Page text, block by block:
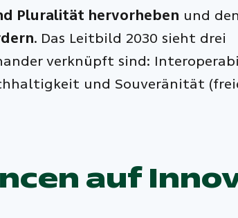
Pluralität hervorheben und den
. Das Leitbild 2030 sieht drei
verknüpft sind:
und Souveränität
auf